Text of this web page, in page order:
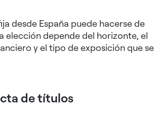
desde España puede hacerse de
elección depende del horizonte, el
y el tipo de exposición que se
de títulos